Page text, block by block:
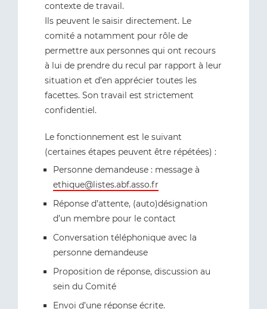
contexte de travail.
Ils peuvent le saisir directement. Le
comité a notamment pour rôle de
permettre aux personnes qui ont recours
à lui de prendre du recul par rapport à leur
situation et d’en apprécier toutes les
facettes. Son travail est strictement
confidentiel.
Le fonctionnement est le suivant
(certaines étapes peuvent être répétées) :
Personne demandeuse : message à
ethique@listes.abf.asso.fr
Réponse d’attente, (auto)désignation
d’un membre pour le contact
Conversation téléphonique avec la
personne demandeuse
Proposition de réponse, discussion au
sein du Comité
Envoi d’une réponse écrite.